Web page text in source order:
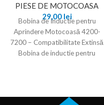
PIESE DE MOTOCOASA
29,00 lei
Bobina de Inductie pentru
Aprindere Motocoasă 4200-
7200 – Compatibilitate Extinsă
Bobina de inductie pentru